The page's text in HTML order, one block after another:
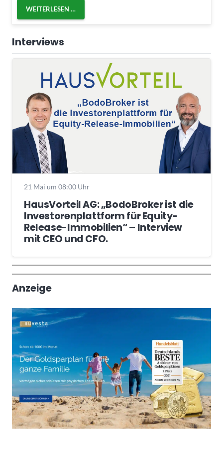
WEITERLESEN …
Interviews
21 Mai um 08:00 Uhr
HausVorteil AG: „BodoBroker ist die
Investorenplattform für Equity-
Release-Immobilien“ – Interview
mit CEO und CFO.
Wochenrückblick
Trendthemen
Anzeige